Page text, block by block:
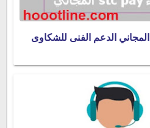
رقم خدمة عملاء stc pay المجاني الدعم الفنى للشكاوى